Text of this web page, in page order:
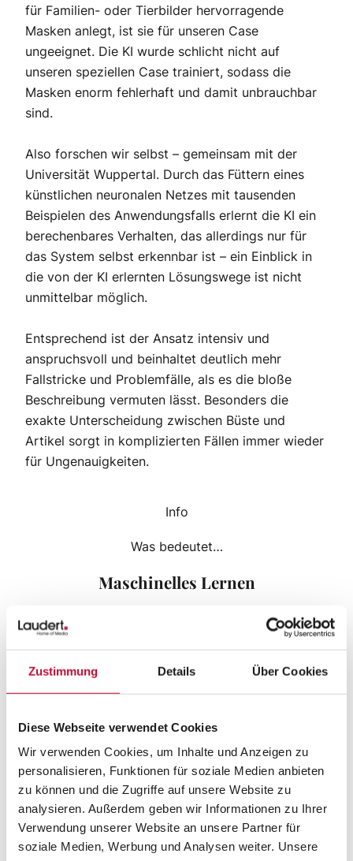
Zustimmung Details Über Cookies
Diese Webseite verwendet Cookies
Wir verwenden Cookies, um Inhalte und Anzeigen zu
personalisieren, Funktionen für soziale Medien anbieten
zu können und die Zugriffe auf unsere Website zu
analysieren. Außerdem geben wir Informationen zu Ihrer
Verwendung unserer Website an unsere Partner für
soziale Medien, Werbung und Analysen weiter. Unsere
für Familien- oder Tierbilder hervorragende
Masken anlegt, ist sie für unseren Case
ungeeignet. Die KI wurde schlicht nicht auf
unseren speziellen Case trainiert, sodass die
Masken enorm fehlerhaft und damit unbrauchbar
sind.
Also forschen wir selbst – gemeinsam mit der
Universität Wuppertal. Durch das Füttern eines
künstlichen neuronalen Netzes mit tausenden
Beispielen des Anwendungsfalls erlernt die KI ein
berechenbares Verhalten, das allerdings nur für
das System selbst erkennbar ist – ein Einblick in
die von der KI erlernten Lösungswege ist nicht
unmittelbar möglich.
Entsprechend ist der Ansatz intensiv und
anspruchsvoll und beinhaltet deutlich mehr
Fallstricke und Problemfälle, als es die bloße
Beschreibung vermuten lässt. Besonders die
exakte Unterscheidung zwischen Büste und
Artikel sorgt in komplizierten Fällen immer wieder
für Ungenauigkeiten.
Info
Was bedeutet…
Maschinelles Lernen
Der Begriff „maschinelles Lernen“ beschreibt die
Generierung von Wissen eines künstlichen
Systems, basierend auf Erfahrung. Aus Beispielen
bauen Algorithmen ein statistisches Modell auf,
werden.
KI schneidet meist besser ab, als
beauftrage DIenstleister
Künstliche Intelligenz schlägt händische Arbeit